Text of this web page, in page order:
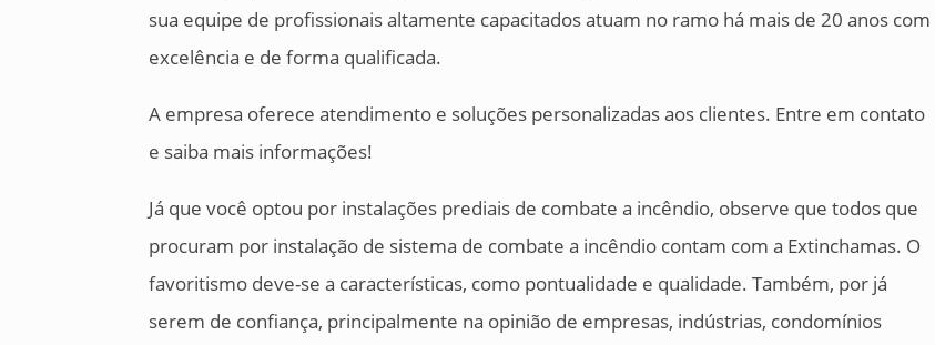
sua equipe de profissionais altamente capacitados atuam no ramo há mais de 20 anos com
excelência e de forma qualificada.
A empresa oferece atendimento e soluções personalizadas aos clientes. Entre em contato
e saiba mais informações!
Já que você optou por instalações prediais de combate a incêndio, observe que todos que
procuram por instalação de sistema de combate a incêndio contam com a Extinchamas. O
favoritismo deve-se a características, como pontualidade e qualidade. Também, por já
serem de confiança, principalmente na opinião de empresas, indústrias, condomínios